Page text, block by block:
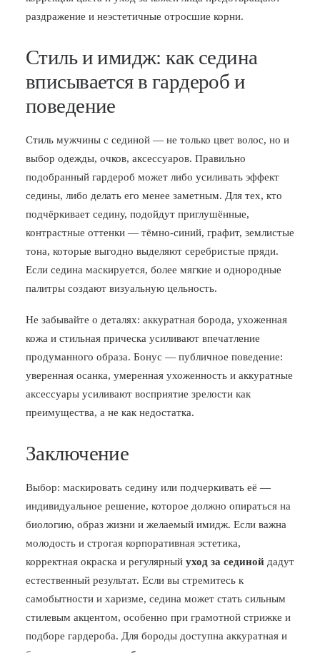
раздражение и неэстетичные отросшие корни.
Стиль и имидж: как седина
вписывается в гардероб и
поведение
Стиль мужчины с сединой — не только цвет волос, но и
выбор одежды, очков, аксессуаров. Правильно
подобранный гардероб может либо усиливать эффект
седины, либо делать его менее заметным. Для тех, кто
подчёркивает седину, подойдут приглушённые,
контрастные оттенки — тёмно-синий, графит, землистые
тона, которые выгодно выделяют серебристые пряди.
Если седина маскируется, более мягкие и однородные
палитры создают визуальную цельность.
Не забывайте о деталях: аккуратная борода, ухоженная
кожа и стильная прическа усиливают впечатление
продуманного образа. Бонус — публичное поведение:
уверенная осанка, умеренная ухоженность и аккуратные
аксессуары усиливают восприятие зрелости как
преимущества, а не как недостатка.
Заключение
Выбор: маскировать седину или подчеркивать её —
индивидуальное решение, которое должно опираться на
биологию, образ жизни и желаемый имидж. Если важна
молодость и строгая корпоративная эстетика,
корректная окраска и регулярный уход за сединой дадут
естественный результат. Если вы стремитесь к
самобытности и харизме, седина может стать сильным
стилевым акцентом, особенно при грамотной стрижке и
подборе гардероба. Для бороды доступна аккуратная и